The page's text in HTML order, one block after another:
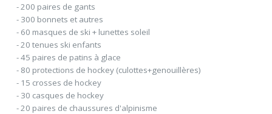
- 200 paires de gants
- 300 bonnets et autres
- 60 masques de ski + lunettes soleil
- 20 tenues ski enfants
- 45 paires de patins à glace
- 80 protections de hockey (culottes+genouillères)
- 15 crosses de hockey
- 30 casques de hockey
- 20 paires de chaussures d'alpinisme